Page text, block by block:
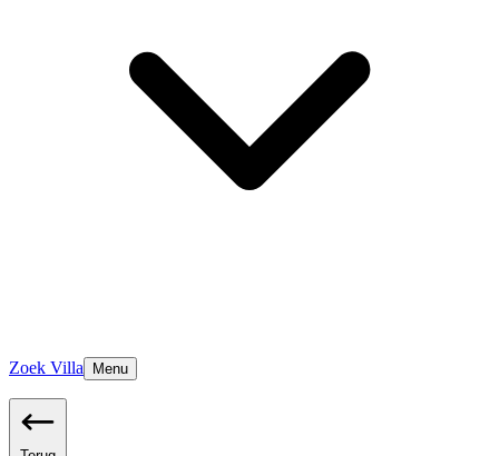
Zoek Villa Menu